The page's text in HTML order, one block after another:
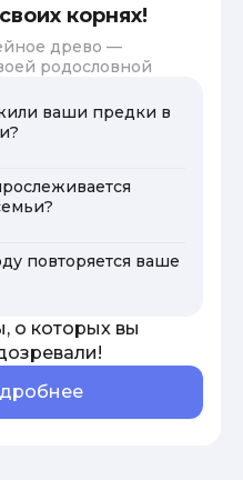
корнях!
древо —
родословной
ваши предки в
повторяется ваше
о которых вы